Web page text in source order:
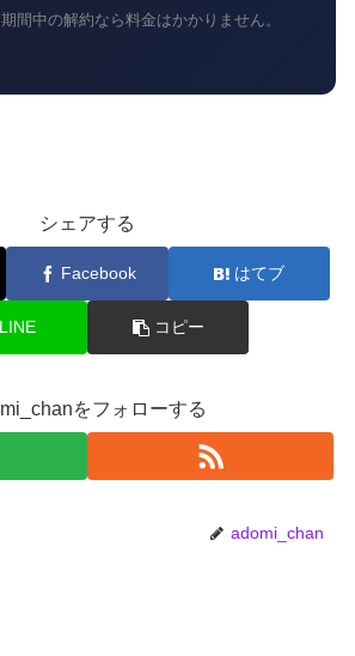
間中の解約なら料金はかかりません。
シェアする
Facebook はてブ
LINE コピー
をフォローする
adomi_chan